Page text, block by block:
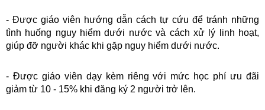
- Được giáo viên hướng dẫn cách tự cứu để tránh những
tình huống nguy hiểm dưới nước và cách xử lý linh hoạt,
giúp đỡ người khác khi gặp nguy hiểm dưới nước.
- Được giáo viên dạy kèm riêng với mức học phí ưu đãi
giảm từ 10 - 15% khi đăng ký 2 người trở lên.